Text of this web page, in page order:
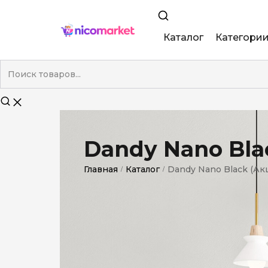
Каталог Категории
Nano
Без фильтра
Смакові
Dandy Nano
Главная / Каталог / Dandy Nano Black